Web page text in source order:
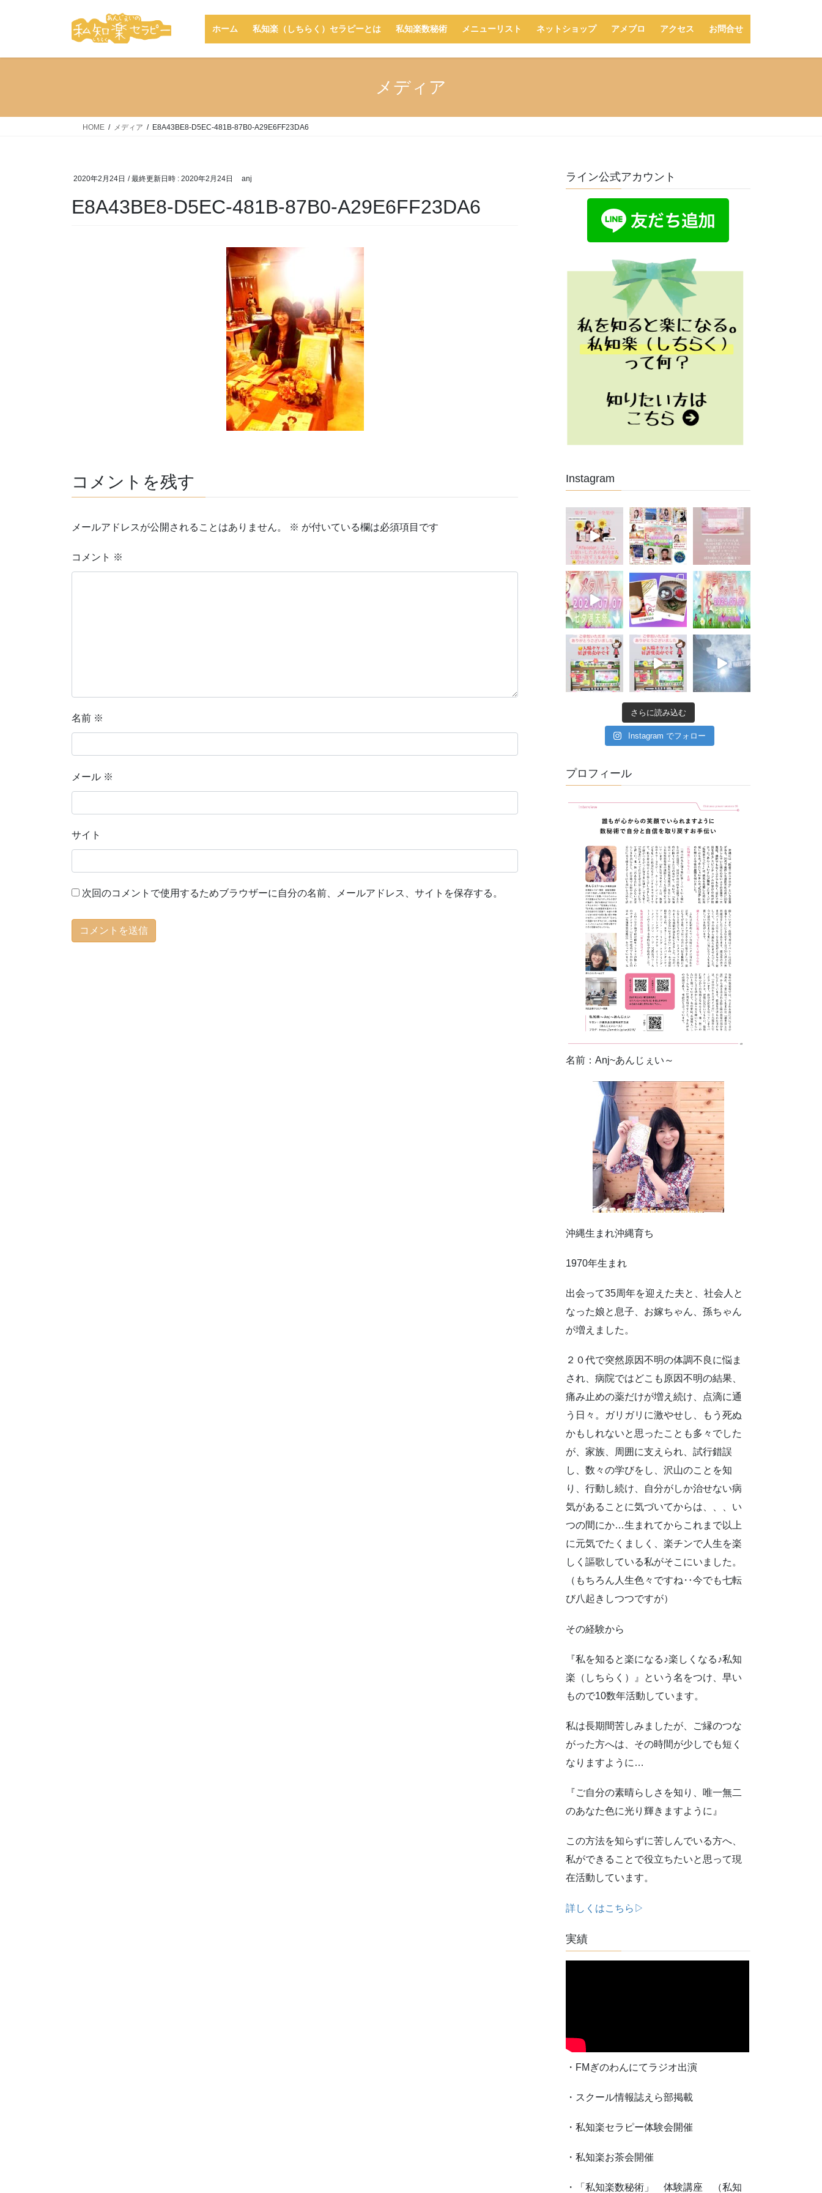
ホーム 私知楽（しちらく）セラピーとは 私知楽数秘術 メニューリスト ネットショップ アメブロ アクセス お問合せ
メディア
HOME メディア E8A43BE8-D5EC-481B-87B0-A29E6FF23DA6
2020年2月24日 / 最終更新日時 : 2020年2月24日 anj
E8A43BE8-D5EC-481B-87B0-A29E6FF23DA6
コメントを残す
メールアドレスが公開されることはありません。 ※ が付いている欄は必須項目です
コメント ※
名前 ※
メール ※
サイト
次回のコメントで使用するためブラウザーに自分の名前、メールアドレス、サイトを保存する。
ライン公式アカウント
Instagram
さらに読み込む
Instagram でフォロー
プロフィール
名前：Anj~あんじぇい～
沖縄生まれ沖縄育ち
1970年生まれ
出会って35周年を迎えた夫と、社会人と
なった娘と息子、お嫁ちゃん、孫ちゃん
が増えました。
２０代で突然原因不明の体調不良に悩ま
され、病院ではどこも原因不明の結果、
痛み止めの薬だけが増え続け、点滴に通
う日々。ガリガリに激やせし、もう死ぬ
かもしれないと思ったことも多々でした
が、家族、周囲に支えられ、試行錯誤
し、数々の学びをし、沢山のことを知
り、行動し続け、自分がしか治せない病
気があることに気づいてからは、、、い
つの間にか…生まれてからこれまで以上
に元気でたくましく、楽チンで人生を楽
しく謳歌している私がそこにいました。
（もちろん人生色々ですね‥今でも七転
び八起きしつつですが）
その経験から
『私を知ると楽になる♪楽しくなる♪私知
楽（しちらく）』という名をつけ、早い
もので10数年活動しています。
私は長期間苦しみましたが、ご縁のつな
がった方へは、その時間が少しでも短く
なりますように…
『ご自分の素晴らしさを知り、唯一無二
のあなた色に光り輝きますように』
この方法を知らずに苦しんでいる方へ、
私ができることで役立ちたいと思って現
在活動しています。
詳しくはこちら▷
実績
・FMぎのわんにてラジオ出演
・スクール情報誌えら部掲載
・私知楽セラピー体験会開催
・私知楽お茶会開催
・「私知楽数秘術」 体験講座 （私知